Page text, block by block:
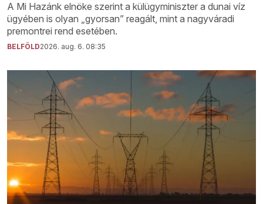
A Mi Hazánk elnöke szerint a külügyminiszter a dunai víz
ügyében is olyan „gyorsan” reagált, mint a nagyváradi
premontrei rend esetében.
BELFÖLD2026. aug. 6. 08:35